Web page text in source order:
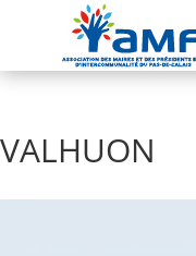
VALHUON